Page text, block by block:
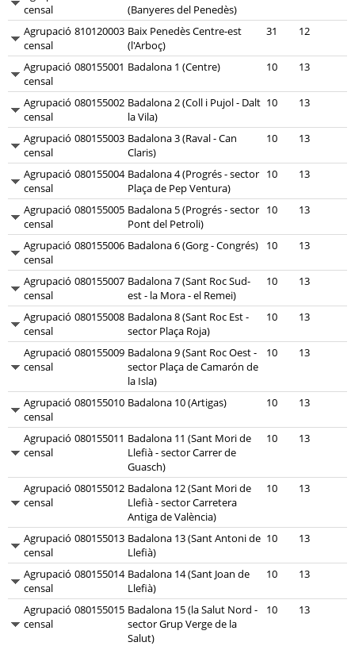
censal
(Banyeres del Penedès)
Agrupació
censal
810120003 Baix Penedès Centre-est
(l'Arboç)
31 12
Agrupació
censal
080155001 Badalona 1 (Centre) 10 13
Agrupació
censal
080155002 Badalona 2 (Coll i Pujol - Dalt
la Vila)
10 13
Agrupació
censal
080155003 Badalona 3 (Raval - Can
Claris)
10 13
Agrupació
censal
080155004 Badalona 4 (Progrés - sector
Plaça de Pep Ventura)
10 13
Agrupació
censal
080155005 Badalona 5 (Progrés - sector
Pont del Petroli)
10 13
Agrupació
censal
080155006 Badalona 6 (Gorg - Congrés) 10 13
Agrupació
censal
080155007 Badalona 7 (Sant Roc Sud-
est - la Mora - el Remei)
10 13
Agrupació
censal
080155008 Badalona 8 (Sant Roc Est -
sector Plaça Roja)
10 13
Agrupació
censal
080155009 Badalona 9 (Sant Roc Oest -
sector Plaça de Camarón de
la Isla)
10 13
Agrupació
censal
080155010 Badalona 10 (Artigas) 10 13
Agrupació
censal
080155011 Badalona 11 (Sant Mori de
Llefià - sector Carrer de
Guasch)
10 13
Agrupació
censal
080155012 Badalona 12 (Sant Mori de
Llefià - sector Carretera
Antiga de València)
10 13
Agrupació
censal
080155013 Badalona 13 (Sant Antoni de
Llefià)
10 13
Agrupació
censal
080155014 Badalona 14 (Sant Joan de
Llefià)
10 13
Agrupació
censal
080155015 Badalona 15 (la Salut Nord -
sector Grup Verge de la
Salut)
10 13